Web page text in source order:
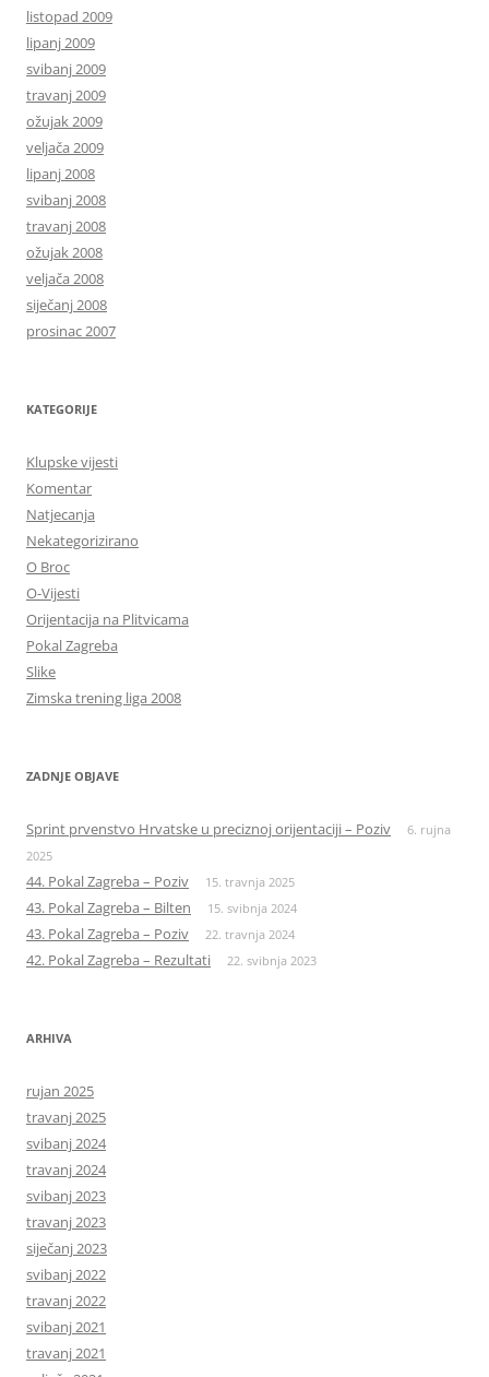
listopad 2009
lipanj 2009
svibanj 2009
travanj 2009
ožujak 2009
veljača 2009
lipanj 2008
svibanj 2008
travanj 2008
ožujak 2008
veljača 2008
siječanj 2008
prosinac 2007
KATEGORIJE
Klupske vijesti
Komentar
Natjecanja
Nekategorizirano
O Broc
O-Vijesti
Orijentacija na Plitvicama
Pokal Zagreba
Slike
Zimska trening liga 2008
ZADNJE OBJAVE
Sprint prvenstvo Hrvatske u preciznoj orijentaciji – Poziv
6. rujna
2025
44. Pokal Zagreba – Poziv 15. travnja 2025
43. Pokal Zagreba – Bilten 15. svibnja 2024
43. Pokal Zagreba – Poziv 22. travnja 2024
42. Pokal Zagreba – Rezultati 22. svibnja 2023
ARHIVA
rujan 2025
travanj 2025
svibanj 2024
travanj 2024
svibanj 2023
travanj 2023
siječanj 2023
svibanj 2022
travanj 2022
svibanj 2021
travanj 2021